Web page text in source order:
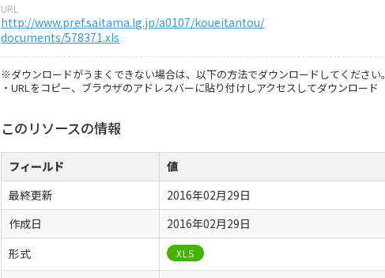
URL
http://www.pref.saitama.lg.jp/a0107/koueitantou/
documents/578371.xls
※ダウンロードがうまくできない場合は、以下の方法でダウンロードしてください。
・URLをコピー、ブラウザのアドレスバーに貼り付けしアクセスしてダウンロード
このリソースの情報
フィールド
値
最終更新
2016年02月29日
作成日
2016年02月29日
形式
XLS